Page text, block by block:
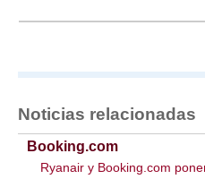
Noticias relacionadas
Booking.com
Ryanair y Booking.com